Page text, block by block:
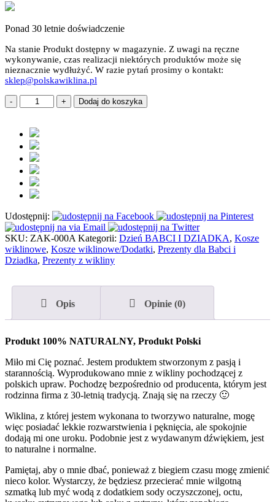
Ponad 30 letnie doświadczenie
Na stanie Produkt dostępny w magazynie. Z uwagi na ręczne
wykonywanie, czas realizacji niektórych produktów może się
nieznacznie wydłużyć. W razie pytań prosimy o kontakt:
sklep@polskawiklina.pl
ilość
Kosz
bagażowy
kolor
zakupy
prezent
grzyby
MIX
Dodaj do koszyka
Udostępnij:
SKU: ZAK-000A Kategorii: Dzień BABCI I DZIADKA, Kosze
wiklinowe, Kosze wiklinowe/Dodatki, Prezenty dla Babci i
Dziadka, Prezenty z wikliny
Opis Opinie (0)
Produkt 100% NATURALNY, Produkt Polski
Miło mi Cię poznać. Jestem produktem stworzonym z pasją i
starannością. Wyprodukowano mnie z wikliny pochodzącej z
polskich upraw. Pochodzę bezpośrednio od producenta, którym jest
rodzinna firma z 30-letnią tradycją. Znają się na rzeczy 🙂
Wiklina, z której jestem wykonana to tworzywo naturalne, mogę
więc posiadać lekkie rozwarstwienia i pęknięcia, ale spokojnie
dodają mi one uroku. Podobnie jest z wydawanym dźwiękiem, jest
to naturalne i normalne.
Pamiętaj, aby o mnie dbać, ponieważ z biegiem czasu mogę zmienić
nieco kolor. Wystarczy, że będziesz przecierać mnie wilgotną
szmatką lub myć wodą z dodatkiem sody oczyszczonej, octu,